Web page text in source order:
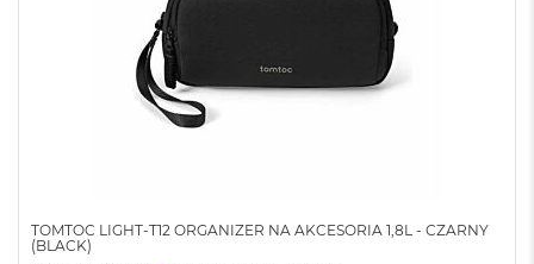
TOMTOC LIGHT-T12 ORGANIZER NA AKCESORIA 1,8L - CZARNY
(BLACK)